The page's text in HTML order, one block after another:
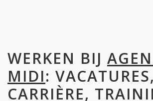
WERKEN BIJ
MIDI: VACATURES,
CARRIÈRE,